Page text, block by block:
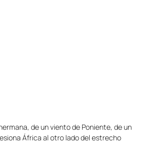
de un viento de Poniente, de un
África al otro lado del estrecho